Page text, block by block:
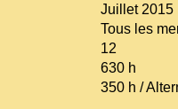
Juillet 2015
Tous les
12
630 h
350 h /